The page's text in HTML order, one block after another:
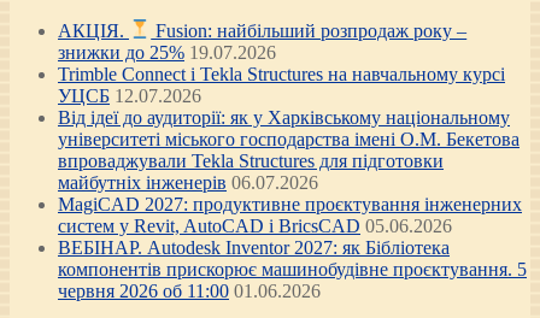
АКЦІЯ.
Fusion: найбільший розпродаж року –
знижки до 25% 19.07.2026
Trimble Connect і Tekla Structures на навчальному курсі
УЦСБ 12.07.2026
Від ідеї до аудиторії: як у Харківському національному
університеті міського господарства імені О.М. Бекетова
впроваджували Tekla Structures для підготовки
майбутніх інженерів 06.07.2026
MagiCAD 2027: продуктивне проєктування інженерних
систем у Revit, AutoCAD і BricsCAD 05.06.2026
ВЕБІНАР. Autodesk Inventor 2027: як Бібліотека
компонентів прискорює машинобудівне проєктування. 5
червня 2026 об 11:00 01.06.2026